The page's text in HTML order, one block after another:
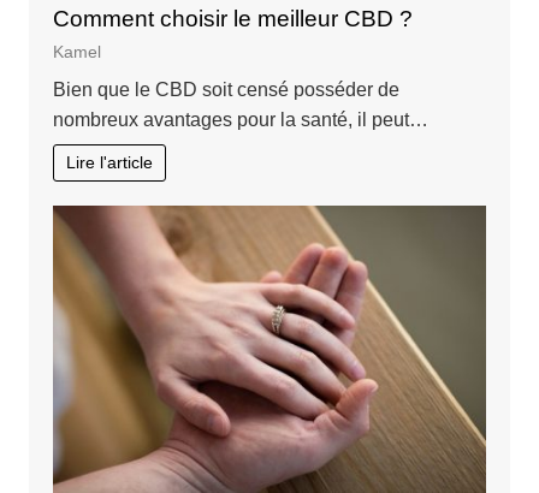
Comment choisir le meilleur CBD ?
Kamel
Bien que le CBD soit censé posséder de
nombreux avantages pour la santé, il peut…
Lire l'article